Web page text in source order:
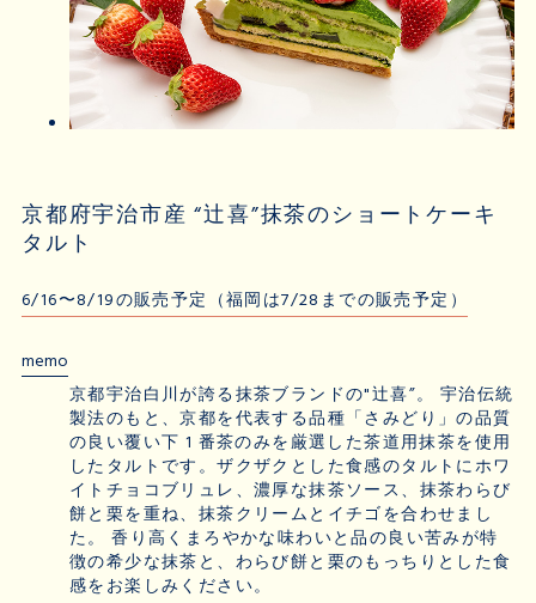
京都府宇治市産 “辻喜”抹茶のショートケーキ
タルト
6/16〜8/19の販売予定（福岡は7/28までの販売予定）
memo
京都宇治白川が誇る抹茶ブランドの"辻喜”。 宇治伝統
製法のもと、京都を代表する品種「さみどり」の品質
の良い覆い下 1 番茶のみを厳選した茶道用抹茶を使用
したタルトです。ザクザクとした食感のタルトにホワ
イトチョコブリュレ、濃厚な抹茶ソース、抹茶わらび
餅と栗を重ね、抹茶クリームとイチゴを合わせまし
た。 香り高くまろやかな味わいと品の良い苦みが特
徴の希少な抹茶と、わらび餅と栗のもっちりとした食
感をお楽しみください。